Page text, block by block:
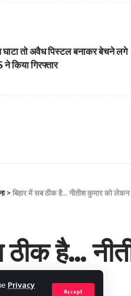
Privacy
Accept
घाटा तो अवैध पिस्टल बनाकर बेचने लगे
किया गिरफ्तार
>बिहार में सब ठीक है… नीतीश कुमार को
ठीक है…